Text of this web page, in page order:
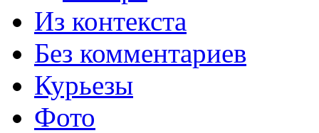
Из контекста
Без комментариев
Курьезы
Фото